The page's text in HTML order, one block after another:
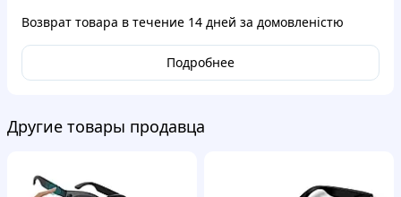
Возврат товара в течение 14 дней за домовленістю
Подробнее
Другие товары продавца